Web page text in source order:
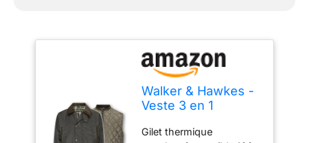
Walker & Hawkes -
Veste 3 en 1
Homme –
Gilet thermique